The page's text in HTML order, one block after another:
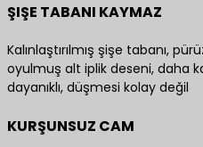
ŞIŞE TABANI KAYMAZ
Kalınlaştırılmış şişe tabanı,
oyulmuş alt iplik deseni, daha
dayanıklı, düşmesi kolay değil
KURŞUNSUZ CAM